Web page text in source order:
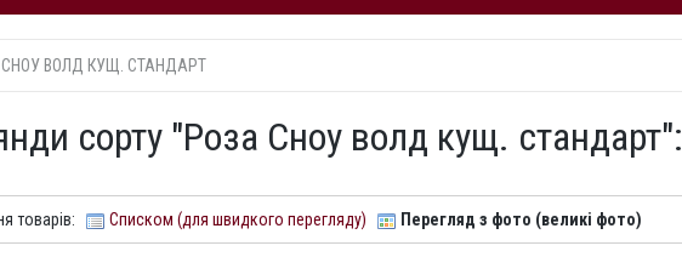
ВОЛД КУЩ. СТАНДАРТ
сорту "Роза Сноу волд кущ. стандарт":
товарів: Списком (для швидкого перегляду) Перегляд з фото (великі фото)